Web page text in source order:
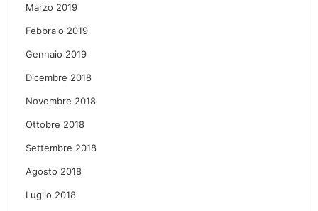
Marzo 2019
Febbraio 2019
Gennaio 2019
Dicembre 2018
Novembre 2018
Ottobre 2018
Settembre 2018
Agosto 2018
Luglio 2018